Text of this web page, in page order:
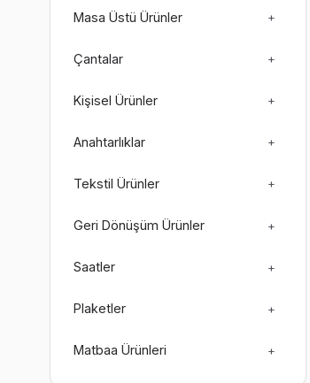
Masa Üstü Ürünler +
Çantalar +
Kişisel Ürünler +
Anahtarlıklar +
Tekstil Ürünler +
Geri Dönüşüm Ürünler +
Saatler +
Plaketler +
Matbaa Ürünleri +